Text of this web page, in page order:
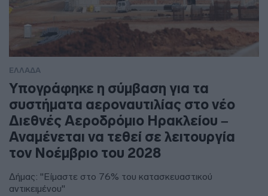
ΕΛΛΑΔΑ
Υπογράφηκε η σύμβαση για τα
συστήματα αεροναυτιλίας στο νέο
Διεθνές Αεροδρόμιο Ηρακλείου –
Αναμένεται να τεθεί σε λειτουργία
τον Νοέμβριο του 2028
Δήμας: "Είμαστε στο 76% του κατασκευαστικού
αντικειμένου"